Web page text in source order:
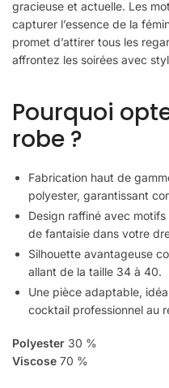
gracieuse et actuelle. Les
capturer l’essence de la
promet d’attirer tous les
affrontez les soirées avec
Pourquoi
robe ?
Fabrication haut de
polyester, garantissant
Design raffiné avec
de fantaisie dans votre
Silhouette avantageuse
allant de la taille 34 à 40.
Une pièce adaptable,
cocktail professionnel au
Polyester 30 %
Viscose 70 %